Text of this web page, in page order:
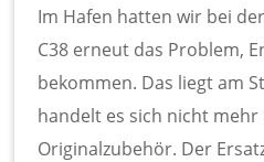
Im Hafen hatten wir bei
C38 erneut das Problem,
bekommen. Das liegt am
handelt es sich nicht mehr
Originalzubehör. Der